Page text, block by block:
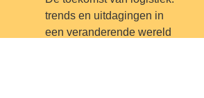
trends en uitdagingen in
een veranderende wereld